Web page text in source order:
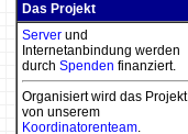
Das Projekt
Server und
Internetanbindung werden
durch Spenden finanziert.
Organisiert wird das Projekt
von unserem
Koordinatorenteam.